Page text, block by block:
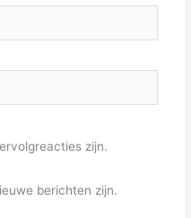
zijn.
berichten zijn.